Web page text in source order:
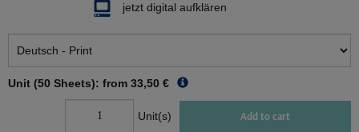
jetzt digital aufklären
Unit (50 Sheets): from 33,50 €
Unit(s) Add to cart